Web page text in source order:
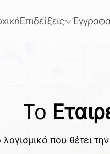
Επιδείξεις Έγγραφα
Το
λογισμικό που θέτει